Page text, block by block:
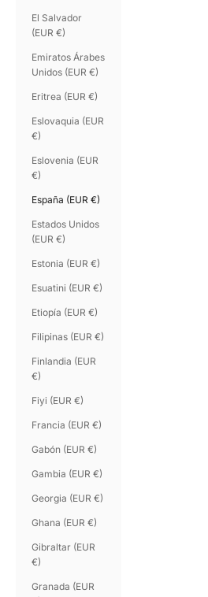
El Salvador
(EUR €)
Emiratos Árabes
Unidos (EUR €)
Eritrea (EUR €)
Eslovaquia (EUR
€)
Eslovenia (EUR
€)
España (EUR €)
Estados Unidos
(EUR €)
Estonia (EUR €)
Esuatini (EUR €)
Etiopía (EUR €)
Filipinas (EUR €)
Finlandia (EUR
€)
Fiyi (EUR €)
Francia (EUR €)
Gabón (EUR €)
Gambia (EUR €)
Georgia (EUR €)
Ghana (EUR €)
Gibraltar (EUR
€)
Granada (EUR